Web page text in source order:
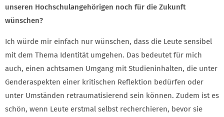
unseren Hochschulangehörigen noch für die Zukunft
wünschen?
Ich würde mir einfach nur wünschen, dass die Leute sensibel
mit dem Thema Identität umgehen. Das bedeutet für mich
auch, einen achtsamen Umgang mit Studieninhalten, die unter
Genderaspekten einer kritischen Reflektion bedürfen oder
unter Umständen retraumatisierend sein können. Zudem ist es
schön, wenn Leute erstmal selbst recherchieren, bevor sie